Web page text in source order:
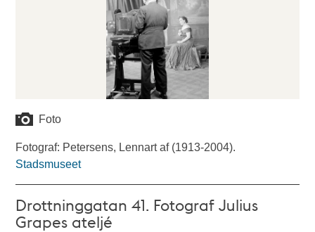
Foto
Fotograf: Petersens, Lennart af (1913-2004).
Stadsmuseet
Drottninggatan 41. Fotograf Julius
Grapes ateljé